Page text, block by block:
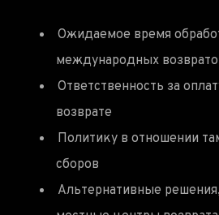
Ожидаемое время
международных
Ответственность за
возврате
Политику в отношении
сборов
Альтернативные